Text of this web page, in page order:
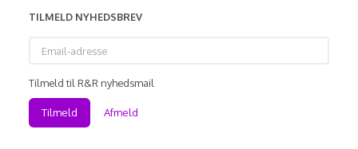
TILMELD NYHEDSBREV
adresse
Tilmeld til R&R nyhedsmail
Tilmeld Afmeld